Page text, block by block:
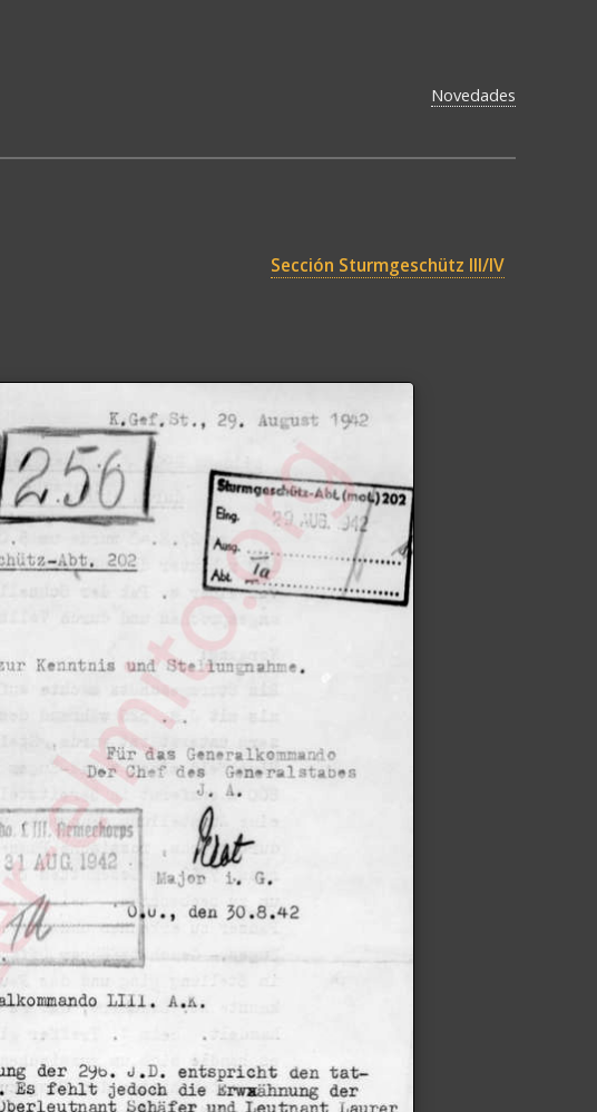
Novedades
Sección Sturmgeschütz III/IV